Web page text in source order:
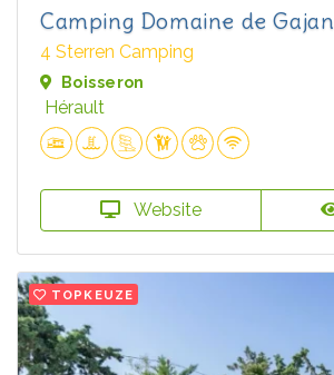
Camping Domaine de Gajan
4 Sterren Camping
Boisseron
Hérault
Website
TOPKEUZE